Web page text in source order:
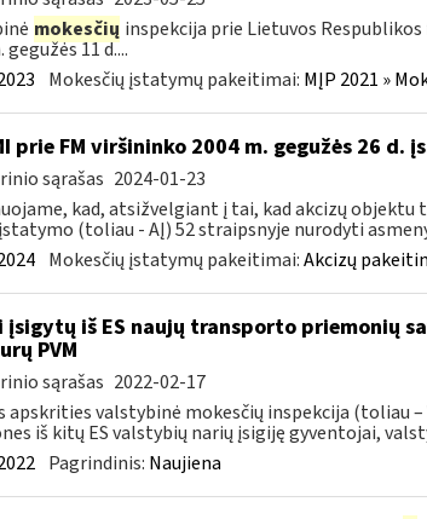
mokesčių inspekcija prie Lietuvos
gegužės 11 d....
Mokesčių įstatymų pakeitimai: MĮP 2021 »
prie FM viršininko 2004 m. gegužės 26 d.
sąrašas 2024-01-23
kad, atsižvelgiant į tai, kad akcizų objektu
(toliau - AĮ) 52 straipsnyje nurodyti
Mokesčių įstatymų pakeitimai:Akcizų
įsigytų iš ES naujų transporto priemonių
PVM
sąrašas 2022-02-17
apskrities valstybinė mokesčių inspekcija (toliau
iš kitų ES valstybių narių įsigiję gyventojai,
Pagrindinis: Naujiena